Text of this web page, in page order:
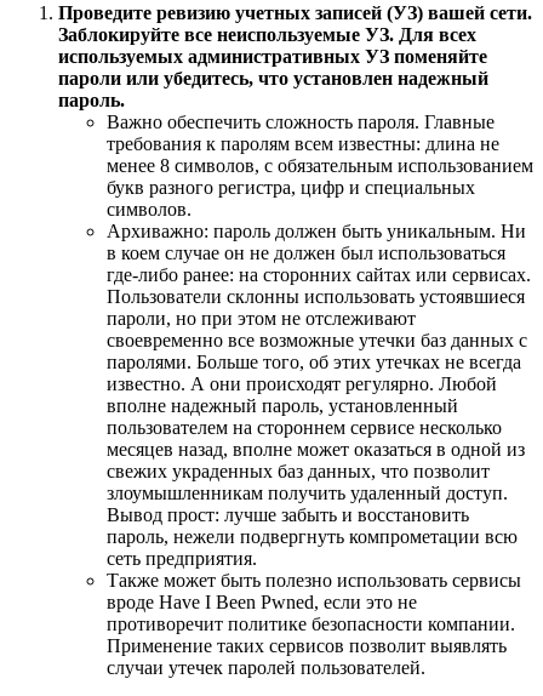
Проведите ревизию учетных записей (УЗ) вашей сети.
Заблокируйте все неиспользуемые УЗ. Для всех
используемых административных УЗ поменяйте
пароли или убедитесь, что установлен надежный
пароль.
Важно обеспечить сложность пароля. Главные
требования к паролям всем известны: длина не
менее 8 символов, с обязательным использованием
букв разного регистра, цифр и специальных
символов.
Архиважно: пароль должен быть уникальным. Ни
в коем случае он не должен был использоваться
где-либо ранее: на сторонних сайтах или сервисах.
Пользователи склонны использовать устоявшиеся
пароли, но при этом не отслеживают
своевременно все возможные утечки баз данных с
паролями. Больше того, об этих утечках не всегда
известно. А они происходят регулярно. Любой
вполне надежный пароль, установленный
пользователем на стороннем сервисе несколько
месяцев назад, вполне может оказаться в одной из
свежих украденных баз данных, что позволит
злоумышленникам получить удаленный доступ.
Вывод прост: лучше забыть и восстановить
пароль, нежели подвергнуть компрометации всю
сеть предприятия.
Также может быть полезно использовать сервисы
вроде Have I Been Pwned, если это не
противоречит политике безопасности компании.
Применение таких сервисов позволит выявлять
случаи утечек паролей пользователей.